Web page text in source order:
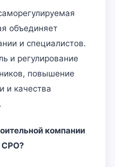
объединяет
и специалистов.
и регулирование
повышение
и качества
компании
СРО?